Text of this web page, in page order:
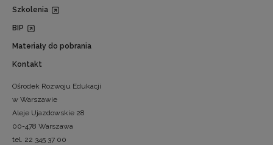
Szkolenia
BIP
Materiały do pobrania
Kontakt
Ośrodek Rozwoju Edukacji
w Warszawie
Aleje Ujazdowskie 28
00-478 Warszawa
tel. 22 345 37 00